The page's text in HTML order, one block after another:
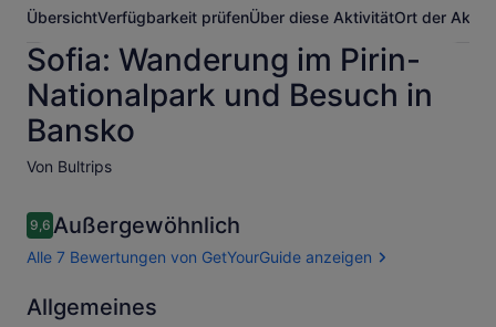
ÜbersichtVerfügbarkeit prüfenÜber diese AktivitätOrt der
Sofia: Wanderung im Pirin-
Nationalpark und Besuch in
Bansko
Von Bultrips
Bewertungen
9,69,6 von 10.
Außergewöhnlich
Alle 7 Bewertungen von GetYourGuide anzeigen
9.69.6 von 10
Außergewöhnlich
Allgemeines